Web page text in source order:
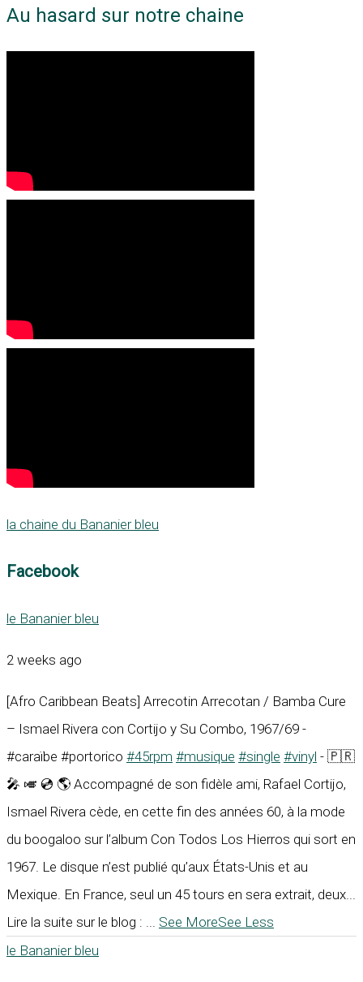
Au hasard sur notre chaine
la chaine du Bananier bleu
Facebook
le Bananier bleu
2 weeks ago
[Afro Caribbean Beats] Arrecotin Arrecotan / Bamba Cure
– Ismael Rivera con Cortijo y Su Combo, 1967/69 -
#caraïbe #portorico #45rpm #musique #single #vinyl - 🇵🇷
🎤 🎺 💿 🌎 Accompagné de son fidèle ami, Rafael Cortijo,
Ismael Rivera cède, en cette fin des années 60, à la mode
du boogaloo sur l’album Con Todos Los Hierros qui sort en
1967. Le disque n’est publié qu’aux États-Unis et au
Mexique. En France, seul un 45 tours en sera extrait, deux...
Lire la suite sur le blog : ... See MoreSee Less
le Bananier bleu